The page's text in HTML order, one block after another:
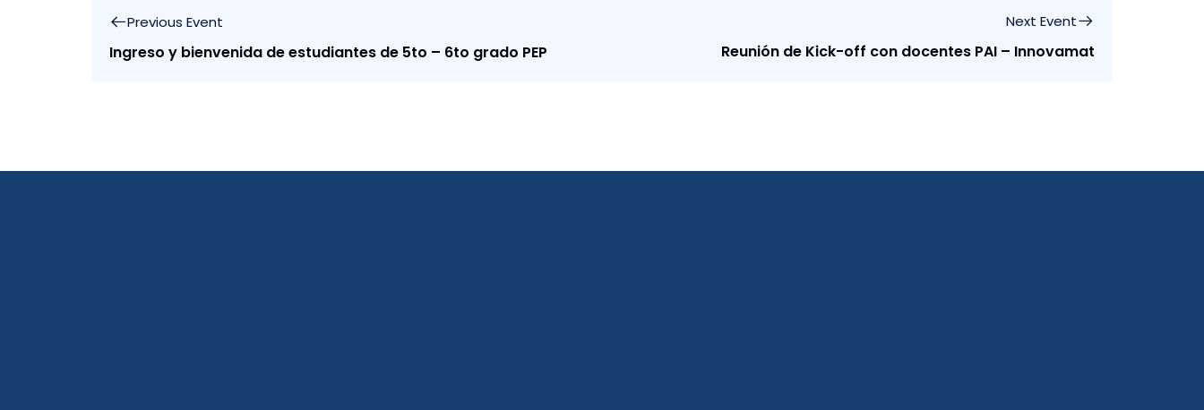
Previous Event
Ingreso y bienvenida de estudiantes de 5to – 6to grado PEP
Next Event
Reunión de Kick-off con docentes PAI – Innovamat